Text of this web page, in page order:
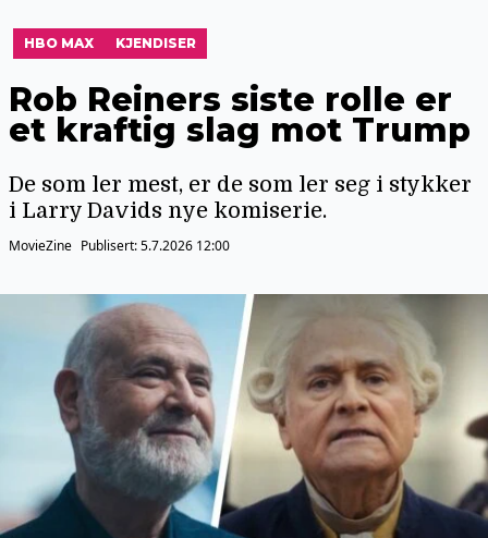
HBO MAX KJENDISER
Rob Reiners siste rolle er
et kraftig slag mot Trump
De som ler mest, er de som ler seg i stykker
i Larry Davids nye komiserie.
MovieZine Publisert:5.7.2026 12:00